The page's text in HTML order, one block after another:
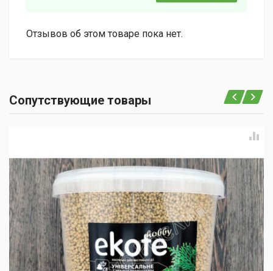
Отзывов об этом товаре пока нет.
Сопутствующие товары